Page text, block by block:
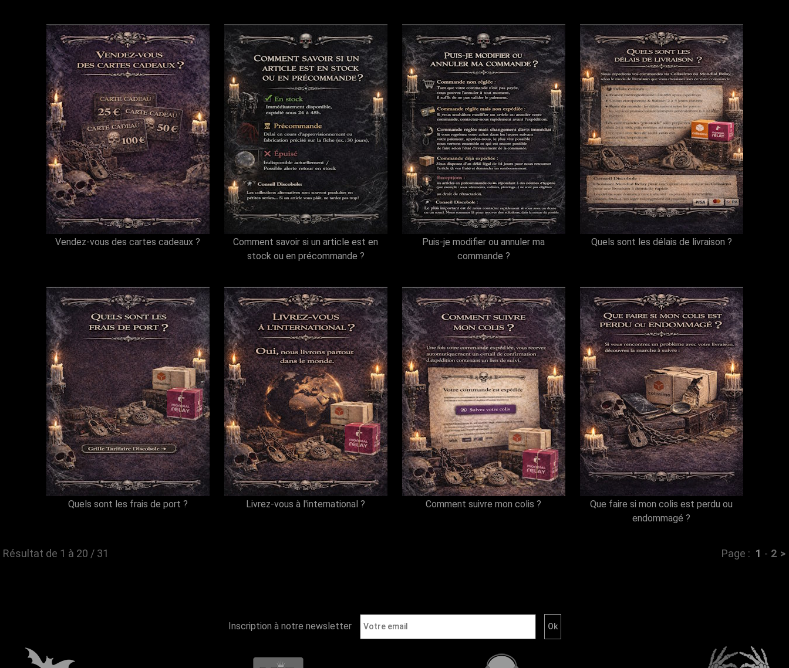
Vendez-vous des cartes cadeaux ?
Comment savoir si un article est en
stock ou en précommande ?
Puis-je modifier ou annuler ma
commande ?
Quels sont les délais de livraison ?
Quels sont les frais de port ? Livrez-vous à l'international ? Comment suivre mon colis ?
Que faire si mon colis est perdu ou
endommagé ?
Résultat de 1 à 20 / 31 Page : 1 - 2 >
Inscription à notre newsletter